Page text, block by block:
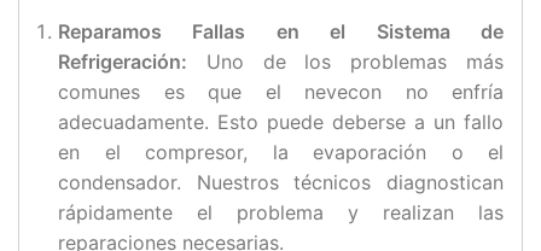
Reparamos Fallas en el Sistema de
Refrigeración: Uno de los problemas más
comunes es que el nevecon no enfría
adecuadamente. Esto puede deberse a un fallo
en el compresor, la evaporación o el
condensador. Nuestros técnicos diagnostican
rápidamente el problema y realizan las
reparaciones necesarias.